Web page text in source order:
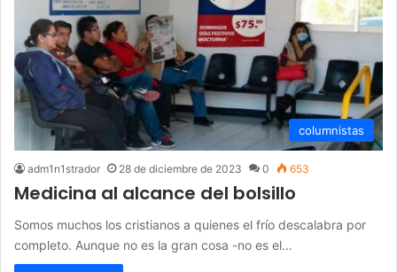
columnistas
adm1n1strador 28 de diciembre de 2023 0 653
Medicina al alcance del bolsillo
Somos muchos los cristianos a quienes el frío descalabra por
completo. Aunque no es la gran cosa -no es el…